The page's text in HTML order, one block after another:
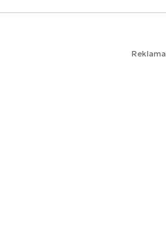
Reklama